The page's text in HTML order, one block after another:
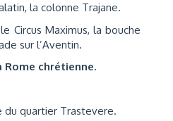
la colonne Trajane.
Circus Maximus, la bouche
sur l’Aventin.
Rome chrétienne.
du quartier Trastevere.